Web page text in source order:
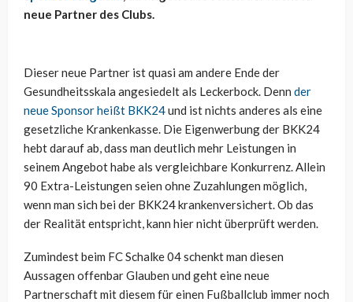
neue Partner des Clubs.
Dieser neue Partner ist quasi am andere Ende der
Gesundheitsskala angesiedelt als Leckerbock. Denn der
neue Sponsor heißt BKK24und ist nichts anderes als eine
gesetzliche Krankenkasse. Die Eigenwerbung der BKK24
hebt darauf ab, dass man deutlich mehr Leistungen in
seinem Angebot habe als vergleichbare Konkurrenz. Allein
90 Extra-Leistungen seien ohne Zuzahlungen möglich,
wenn man sich bei der BKK24 krankenversichert. Ob das
der Realität entspricht, kann hier nicht überprüft werden.
Zumindest beim FC Schalke 04 schenkt man diesen
Aussagen offenbar Glauben und geht eine neue
Partnerschaft mit diesem für einen Fußballclub immer noch